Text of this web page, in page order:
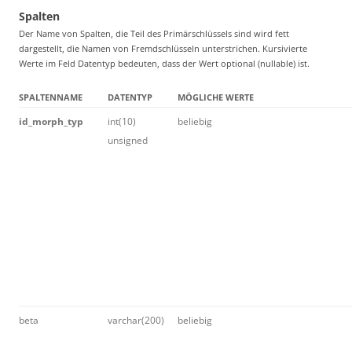
Spalten
Der Name von Spalten, die Teil des Primärschlüssels sind wird fett
dargestellt, die Namen von Fremdschlüsseln unterstrichen. Kursivierte
Werte im Feld Datentyp bedeuten, dass der Wert optional (nullable) ist.
SPALTENNAME DATENTYP MÖGLICHE WERTE
id_morph_typ
int(10)
unsigned
beliebig
beta varchar(200) beliebig